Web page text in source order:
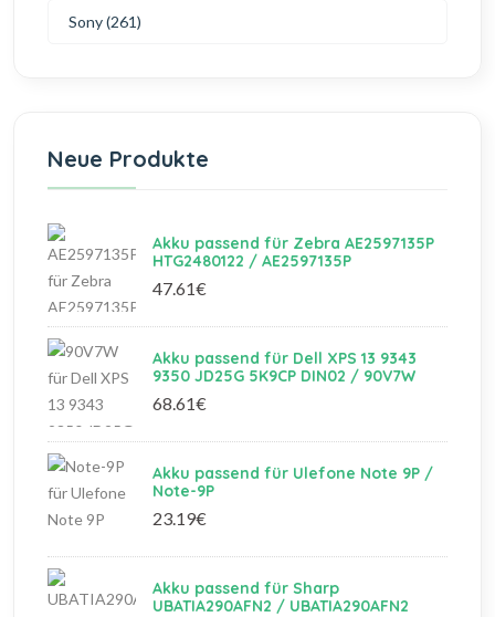
Sony (261)
Neue Produkte
Akku passend für Zebra AE2597135P
HTG2480122 / AE2597135P
47.61€
Akku passend für Dell XPS 13 9343
9350 JD25G 5K9CP DIN02 / 90V7W
68.61€
Akku passend für Ulefone Note 9P /
Note-9P
23.19€
Akku passend für Sharp
UBATIA290AFN2 / UBATIA290AFN2